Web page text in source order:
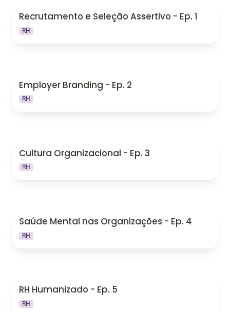
Recrutamento e Seleção Assertivo - Ep. 1
RH
Employer Branding - Ep. 2
RH
Cultura Organizacional - Ep. 3
RH
Saúde Mental nas Organizações - Ep. 4
RH
RH Humanizado - Ep. 5
RH